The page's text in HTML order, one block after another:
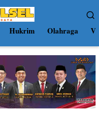
Hukrim Olahraga